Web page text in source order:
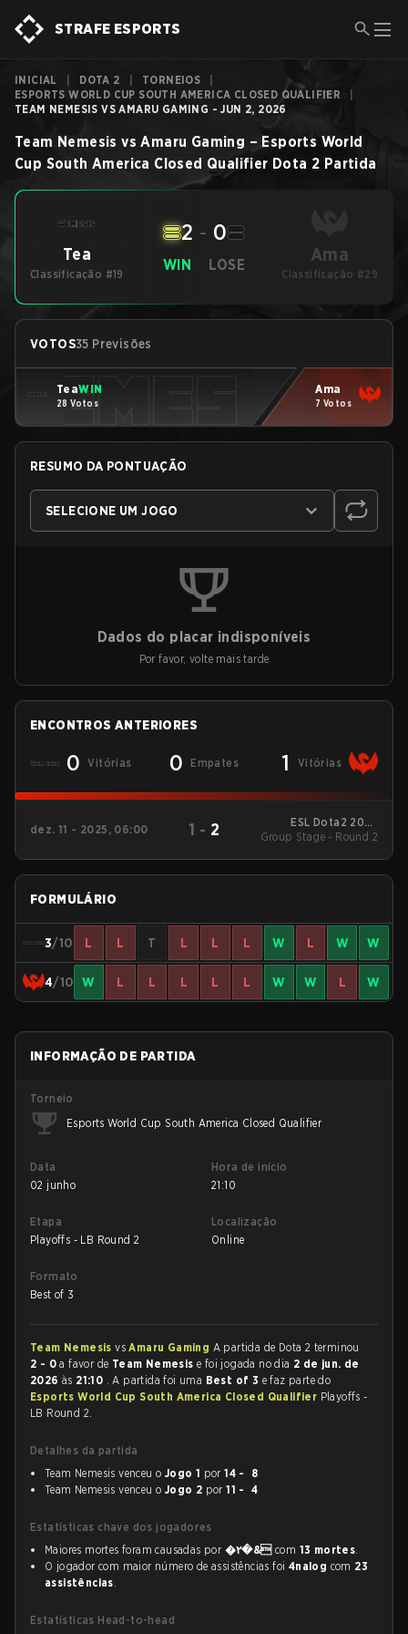
STRAFE ESPORTS
INICIAL DOTA 2 TORNEIOS
ESPORTS WORLD CUP SOUTH AMERICA CLOSED QUALIFIER
TEAM NEMESIS VS AMARU GAMING - JUN 2, 2026
Team Nemesis vs Amaru Gaming – Esports World
Cup South America Closed Qualifier Dota 2 Partida
Tea
Classificação #19
WIN
2 - 0
LOSE Ama
Classificação #29
VOTOS35 Previsões
TeaWIN
28 Votos
Ama
7 Votos
RESUMO DA PONTUAÇÃO
SELECIONE UM JOGO
Dados do placar indisponíveis
Por favor, volte mais tarde
ENCONTROS ANTERIORES
0 Vitórias 0 Empates 1 Vitórias
dez. 11 - 2025, 06:00 1 - 2
ESL Dota2 2025
DreamLeague Season
Group Stage - Round 2
FORMULÁRIO
3/10 L L T L L L W L W W
4/10 W L L L L L W W L W
INFORMAÇÃO DE PARTIDA
Torneio
Esports World Cup South America Closed Qualifier
Data
02 junho
Hora de início
21:10
Etapa
Playoffs - LB Round 2
Localização
Online
Formato
Best of 3
Team NemesisvsAmaru Gaming A partida de Dota 2 terminou
2 - 0 a favor de Team Nemesise foi jogada no dia 2 de jun. de
2026 às 21:10 . A partida foi uma Best of 3 e faz parte do
Esports World Cup South America Closed Qualifier Playoffs -
LB Round 2.
Detalhes da partida
Team Nemesis venceu o Jogo 1 por14 - 8
Team Nemesis venceu o Jogo 2 por11 - 4
Estatísticas chave dos jogadores
Maiores mortes foram causadas por �۲�&com 13 mortes.
O jogador com maior número de assistências foi 4nalog com 23
assistências.
Estatísticas Head-to-head